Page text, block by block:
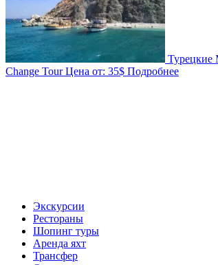
Турецкие
Change TourЦена от: 35$ Подробнее
Экскурсии
Рестораны
Шопинг туры
Аренда яхт
Трансфер